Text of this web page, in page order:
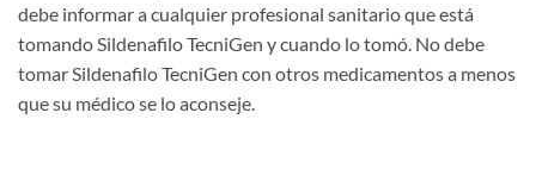
debe informar a cualquier profesional sanitario que está
tomando Sildenafilo TecniGen y cuando lo tomó. No debe
tomar Sildenafilo TecniGen con otros medicamentos a menos
que su médico se lo aconseje.